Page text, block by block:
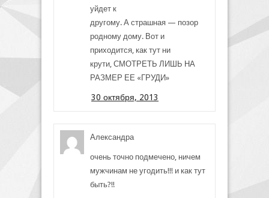
уйдет к
другому. А страшная — позор
родному дому. Вот и
приходится, как тут ни
крути, СМОТРЕТЬ ЛИШЬ НА
РАЗМЕР ЕЕ «ГРУДИ»
30 октября, 2013
Александра
очень точно подмечено, ничем
мужчинам не угодить!!! и как тут
быть?!!